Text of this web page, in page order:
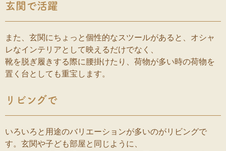
玄関で活躍
また、玄関にちょっと個性的なスツールがあると、オシャ
レなインテリアとして映えるだけでなく、
靴を脱ぎ履きする際に腰掛けたり、荷物が多い時の荷物を
置く台としても重宝します。
リビングで
いろいろと用途のバリエーションが多いのがリビングで
す。玄関や子ども部屋と同じように、